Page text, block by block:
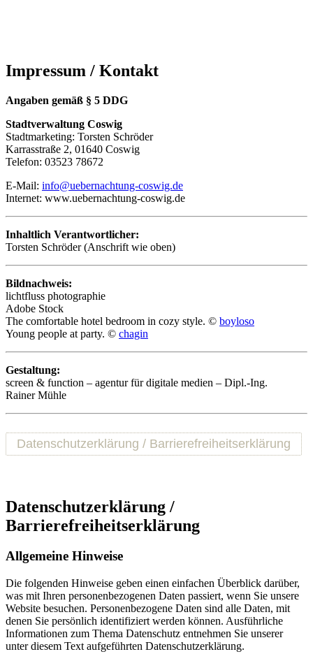
Impressum / Kontakt
Angaben gemäß § 5 DDG
Stadtverwaltung Coswig
Stadtmarketing: Torsten Schröder
Karrasstraße 2, 01640 Coswig
Telefon: 03523 78672
E-Mail: info@uebernachtung-coswig.de
Internet: www.uebernachtung-coswig.de
Inhaltlich Verantwortlicher:
Torsten Schröder (Anschrift wie oben)
Bildnachweis:
lichtfluss photographie
Adobe Stock
The comfortable hotel bedroom in cozy style. © boyloso
Young people at party. © chagin
Gestaltung:
screen & function – agentur für digitale medien – Dipl.-Ing.
Rainer Mühle
Datenschutzerklärung / Barrierefreiheitserklärung
Datenschutzerklärung /
Barrierefreiheitserklärung
Allgemeine Hinweise
Die folgenden Hinweise geben einen einfachen Überblick darüber,
was mit Ihren personenbezogenen Daten passiert, wenn Sie unsere
Website besuchen. Personenbezogene Daten sind alle Daten, mit
denen Sie persönlich identifiziert werden können. Ausführliche
Informationen zum Thema Datenschutz entnehmen Sie unserer
unter diesem Text aufgeführten Datenschutzerklärung.